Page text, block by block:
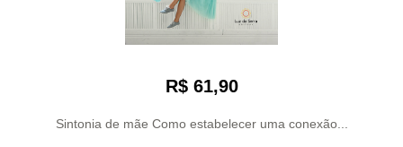
R$ 61,90
Sintonia de mãe Como estabelecer uma conexão...